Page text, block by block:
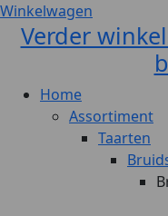
Winkelwagen
Verder
Home
Assortiment
Taarten